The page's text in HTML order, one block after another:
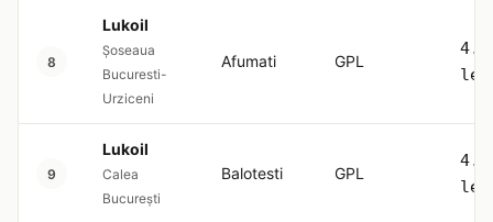
8
Lukoil
Şoseaua
Bucuresti-
Urziceni
Afumati GPL
9
Lukoil
Calea
București
Balotesti GPL